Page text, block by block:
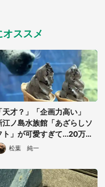
択
ススメ
「天才？」「企画力高い」
江ノ島水族館「あざらしソ
ト」が可愛すぎて...20万人
絶賛松葉 純一